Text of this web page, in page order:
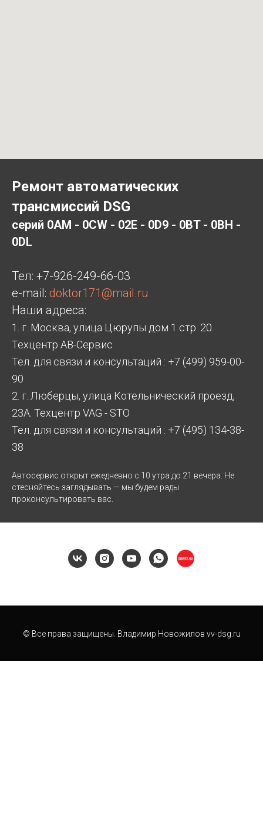
Ремонт автоматических
трансмиссий DSG
серий 0AM - 0CW - 02E - 0D9 - 0BT - 0BH -
0DL
Тел: +7-926-249-66-03
e-mail: doktor171@mail.ru
Наши адреса:
1. г. Москва, улица Цюрупы дом 1 стр. 20.
Техцентр АВ-Сервис
Тел. для связи и консультаций : +7 (499) 959-00-
90
2. г. Люберцы, улица Котельнический проезд,
23А. Техцентр VAG - STO
Тел. для связи и консультаций : +7 (495) 134-38-
38
Автосервис открыт ежедневно с 10 утра до 21 вечера. Не
стесняйтесь заглядывать — мы будем рады
проконсультировать вас.
© Все права защищены. Владимир Новожилов vv-dsg.ru